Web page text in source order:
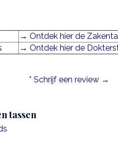
→ Ontdek hier de
→ Ontdek hier de
* Schrijf een review→
tassen